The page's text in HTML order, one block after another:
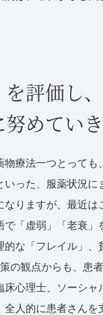
評価し、
めていき
療法一つとっても
った、服薬状況に
りますが、最近は
「虚弱」「老衰
な「フレイル」、
の観点からも、患
心理士、ソーシ
人的に患者さん